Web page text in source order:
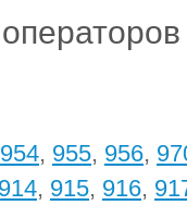
954, 955, 956,
914, 915, 916,